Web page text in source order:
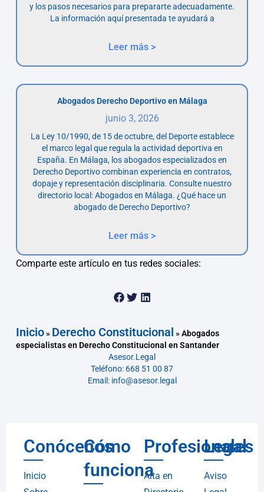
y los pasos necesarios para prepararte adecuadamente.
La información aquí presentada te ayudará a
Leer más >
Abogados Derecho Deportivo en Málaga
junio 3, 2026
La Ley 10/1990, de 15 de octubre, del Deporte establece
el marco legal que regula la actividad deportiva en
España. En Málaga, los abogados especializados en
Derecho Deportivo combinan experiencia en contratos,
dopaje y representación disciplinaria. Consulte nuestro
directorio local: Abogados en Málaga. ¿Qué hace un
abogado de Derecho Deportivo?
Leer más >
Comparte este artículo en tus redes sociales:
Inicio» Derecho Constitucional »Abogados
especialistas en Derecho Constitucional en Santander
Asesor.Legal
Teléfono: 668 51 00 87
Email: info@asesor.legal
Conócenos
Inicio
Cómo
funciona
Profesionales
Alta en
Legal
Aviso